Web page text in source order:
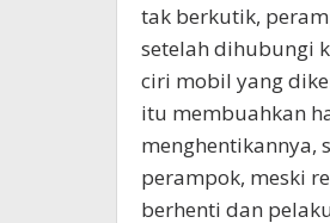
tak berkutik,
setelah dihubungi
ciri mobil yang
itu membuahkan
menghentikannya,
perampok, meski
berhenti dan